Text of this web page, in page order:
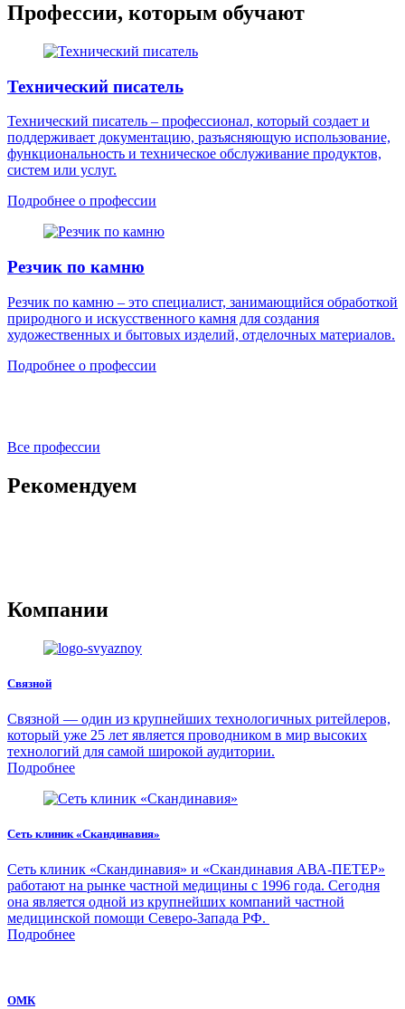
Профессии, которым обучают
Технический писатель
Технический писатель – профессионал, который создает и
поддерживает документацию, разъясняющую использование,
функциональность и техническое обслуживание продуктов,
систем или услуг.
Подробнее о профессии
Резчик по камню
Резчик по камню – это специалист, занимающийся обработкой
природного и искусственного камня для создания
художественных и бытовых изделий, отделочных материалов.
Подробнее о профессии
Все профессии
Рекомендуем
Компании
Связной
Связной — один из крупнейших технологичных ритейлеров,
который уже 25 лет является проводником в мир высоких
технологий для самой широкой аудитории.
Подробнее
Сеть клиник «Скандинавия»
Сеть клиник «Скандинавия» и «Скандинавия АВА-ПЕТЕР»
работают на рынке частной медицины с 1996 года. Сегодня
она является одной из крупнейших компаний частной
медицинской помощи Северо-Запада РФ.
Подробнее
ОМК